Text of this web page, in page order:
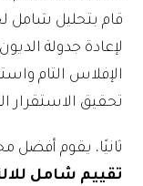
قام بتحليل شامل
لإعادة جدولة
الإفلاس التام
تحقيق الاستقرار
ثانيًا، يقوم أفضل
تقييم شامل